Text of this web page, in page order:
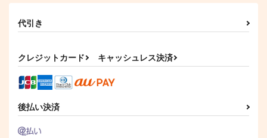
代引き
クレジットカード キャッシュレス決済
後払い決済